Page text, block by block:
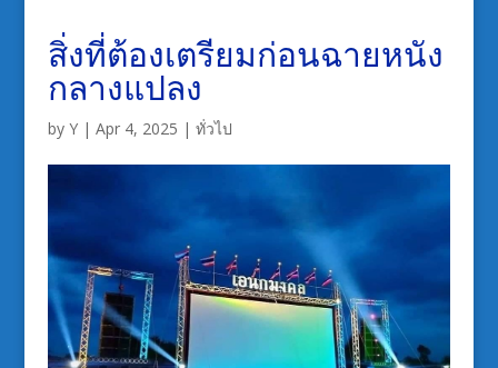
สิ่งที่ต้องเตรียมก่อนฉายหนัง
กลางแปลง
by Y| Apr 4, 2025 | ทั่วไป